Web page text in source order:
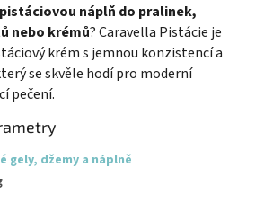
pistáciovou náplň do pralinek,
nebo krémů? Caravella Pistácie je
krém s jemnou konzistencí a
se skvěle hodí pro moderní
pečení.
gely, džemy a náplně